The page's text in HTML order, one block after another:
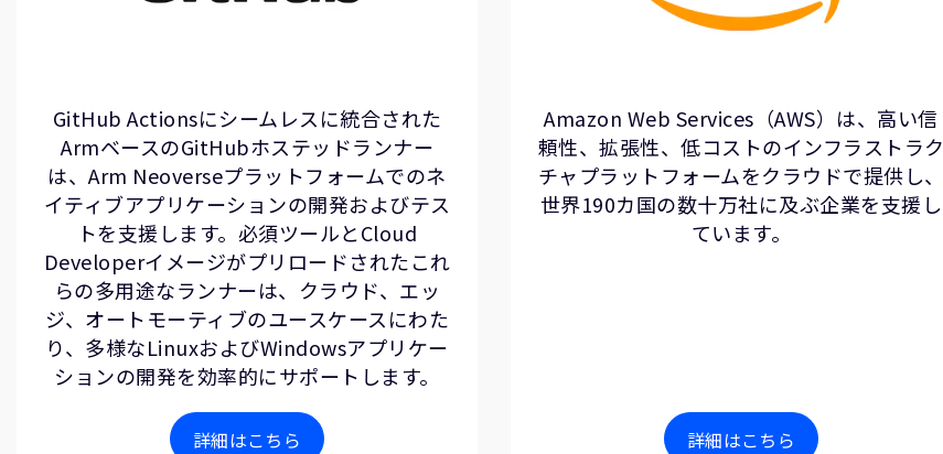
GitHub Actionsにシームレスに統合された
ArmベースのGitHubホステッドランナー
は、Arm Neoverseプラットフォームでのネ
イティブアプリケーションの開発およびテス
トを支援します。必須ツールとCloud
Developerイメージがプリロードされたこれ
らの多用途なランナーは、クラウド、エッ
ジ、オートモーティブのユースケースにわた
り、多様なLinuxおよびWindowsアプリケー
ションの開発を効率的にサポートします。
詳細はこちら
Amazon Web Services（AWS）は、高い信
頼性、拡張性、低コストのインフラストラク
チャプラットフォームをクラウドで提供し、
世界190カ国の数十万社に及ぶ企業を支援し
ています。
詳細はこちら